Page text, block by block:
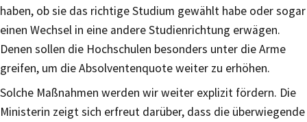
haben, ob sie das richtige Studium gewählt habe oder sogar
einen Wechsel in eine andere Studienrichtung erwägen.
Denen sollen die Hochschulen besonders unter die Arme
greifen, um die Absolventenquote weiter zu erhöhen.
Solche Maßnahmen werden wir weiter explizit fördern. Die
Ministerin zeigt sich erfreut darüber, dass die überwiegende